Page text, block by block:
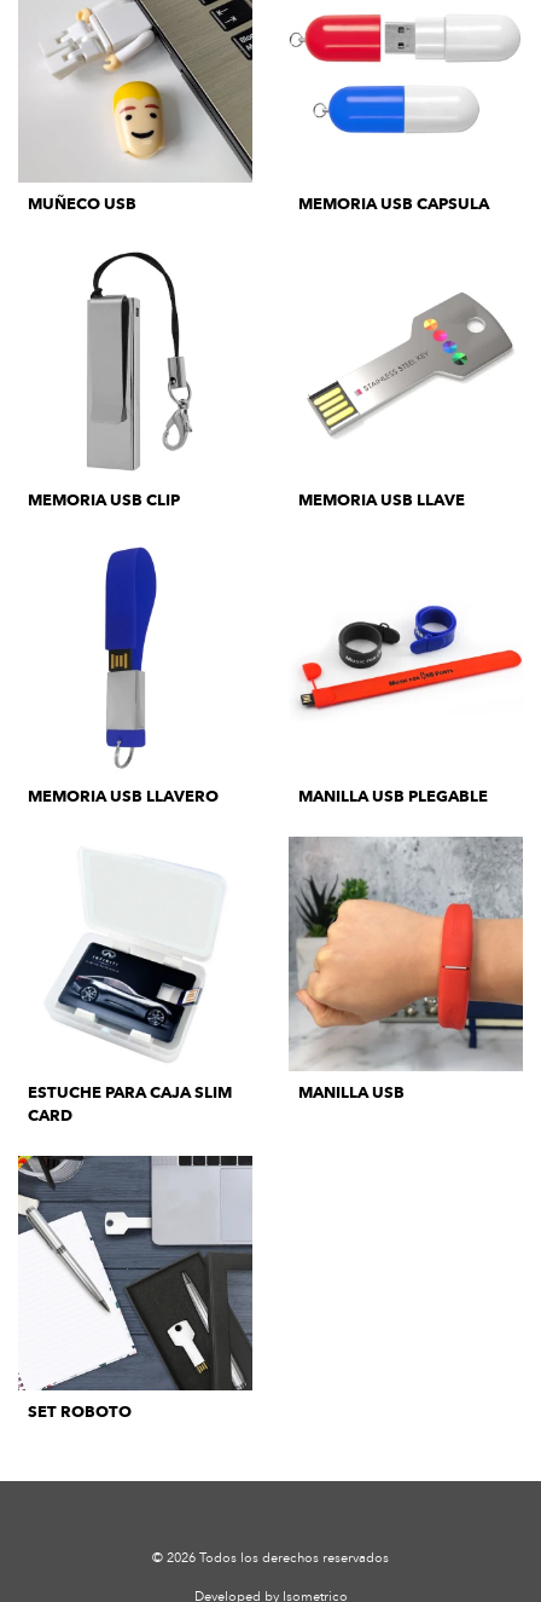
MUÑECO USB MEMORIA USB CAPSULA
MEMORIA USB CLIP MEMORIA USB LLAVE
MEMORIA USB LLAVERO MANILLA USB PLEGABLE
ESTUCHE PARA CAJA SLIM
CARD
MANILLA USB
SET ROBOTO
© 2026 Todos los derechos reservados
Developed by Isometrico